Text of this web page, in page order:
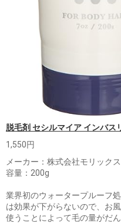
脱毛剤 セシルマイア インバス
1,550円
メーカー：株式会社モリックス
容量：200g
業界初のウォータープルーフ
は効果が下がらないので、お
使うことによって毛の量がだ